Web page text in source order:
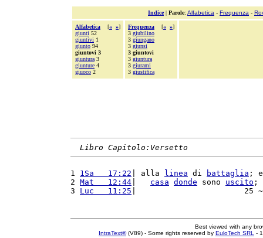
Indice| Parole: Alfabetica - Frequenza -
Alfabetica [« »]
giunti 52
giuntivi 1
giunto 94
giuntovi 3
giuntura 3
giunture 4
giuoco 2
Frequenza [« »]
3 giubilino
3 giungano
3 giunsi
3 giuntovi
3 giuntura
3 giurami
3 giustifica
Libro Capitolo:Versetto
1 1Sa   17:22 | alla linea di battaglia ;
2 Mat   12:44 casa donde sono uscito ;
3 Luc   11:25 |                       25
Best viewed with any
IntraText®(V89) - Some rights reserved by EuloTech SRL -